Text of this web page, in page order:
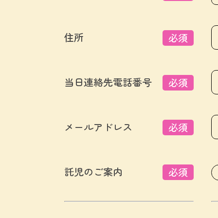
住所 必須
当日連絡先電話番号 必須
メールアドレス 必須
託児のご案内 必須